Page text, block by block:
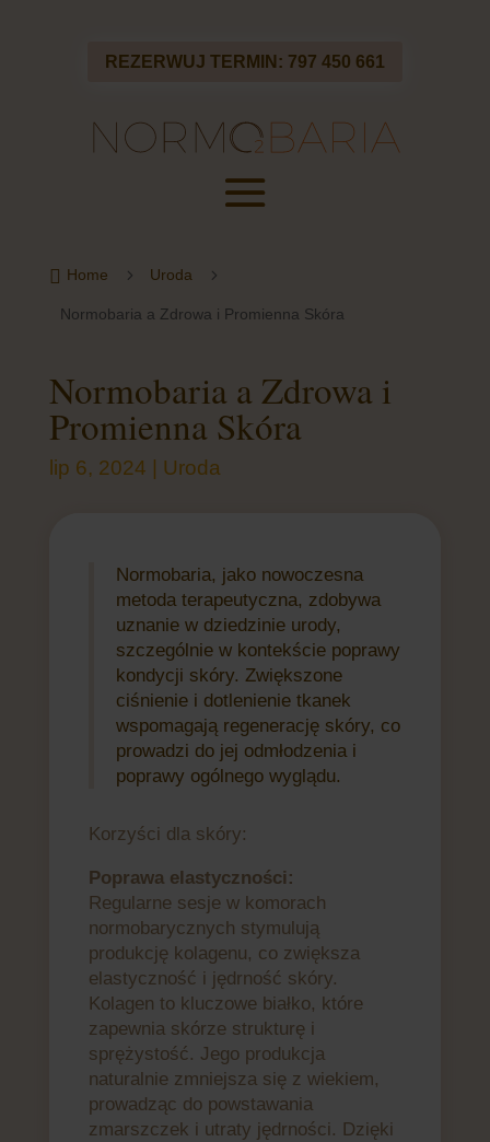
REZERWUJ TERMIN: 797 450 661
 Home 5 Uroda 5
Normobaria a Zdrowa i Promienna Skóra
Normobaria a Zdrowa i
Promienna Skóra
lip 6, 2024 | Uroda
Normobaria, jako nowoczesna
metoda terapeutyczna, zdobywa
uznanie w dziedzinie urody,
szczególnie w kontekście poprawy
kondycji skóry. Zwiększone
ciśnienie i dotlenienie tkanek
wspomagają regenerację skóry, co
prowadzi do jej odmłodzenia i
poprawy ogólnego wyglądu.
Korzyści dla skóry:
Poprawa elastyczności:
Regularne sesje w komorach
normobarycznych stymulują
produkcję kolagenu, co zwiększa
elastyczność i jędrność skóry.
Kolagen to kluczowe białko, które
zapewnia skórze strukturę i
sprężystość. Jego produkcja
naturalnie zmniejsza się z wiekiem,
prowadząc do powstawania
zmarszczek i utraty jędrności. Dzięki